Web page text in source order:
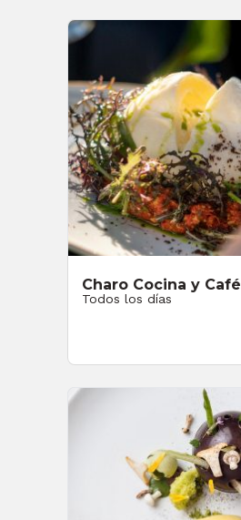
Charo Cocina y Café
Todos los días